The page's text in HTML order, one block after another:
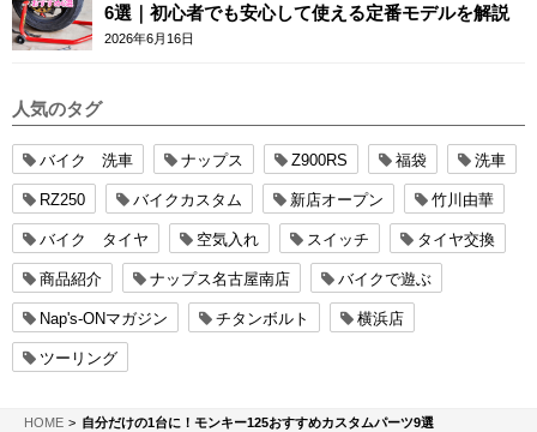
6選｜初心者でも安心して使える定番モデルを解説
2026年6月16日
人気のタグ
バイク 洗車 ナップス Z900RS 福袋 洗車
RZ250 バイクカスタム 新店オープン 竹川由華
バイク タイヤ 空気入れ スイッチ タイヤ交換
商品紹介 ナップス名古屋南店 バイクで遊ぶ
Nap's-ONマガジン チタンボルト 横浜店
ツーリング
HOMENAPS-ON マガジン
自分だけの1台に！モンキー125おすすめカスタムパーツ9選